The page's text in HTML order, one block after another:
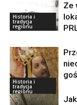
Szkice o Ziemi
Olkuskiej
Historia i
tradycja
regionu
Ze
Historia i
tradycja
regionu